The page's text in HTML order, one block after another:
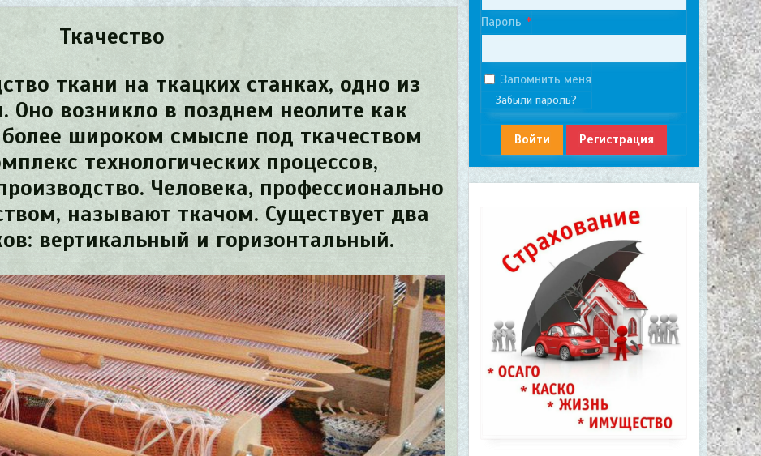
Ткачество
ткани на ткацких станках, одно из
Оно возникло в позднем неолите как
широком смысле под ткачеством
технологических процессов,
Человека, профессионально
называют ткачом. Существует два
вертикальный и горизонтальный.
Пароль
Запомнить меня
Забыли пароль?
Войти Регистрация